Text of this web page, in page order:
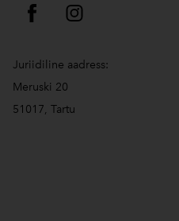
Juriidiline aadress:
Meruski 20
51017, Tartu